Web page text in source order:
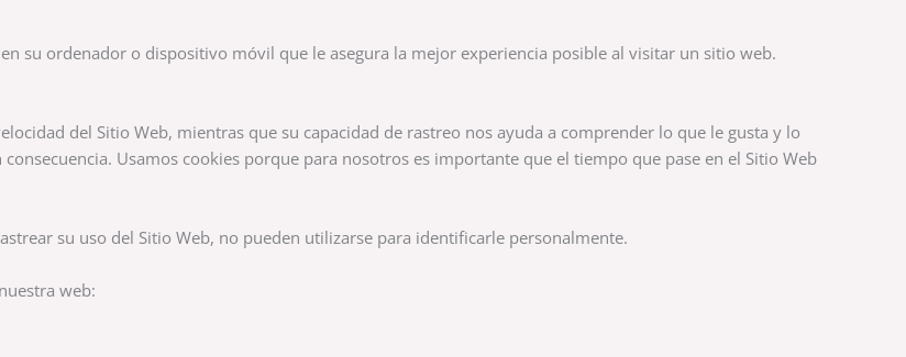
su ordenador o dispositivo móvil que le asegura la mejor experiencia posible al visitar un sitio web.
del Sitio Web, mientras que su capacidad de rastreo nos ayuda a comprender lo que le gusta y lo
Usamos cookies porque para nosotros es importante que el tiempo que pase en el Sitio Web
su uso del Sitio Web, no pueden utilizarse para identificarle personalmente.
web: